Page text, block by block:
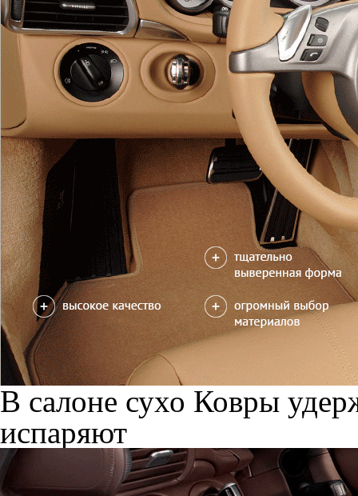
В салоне сухо Ковры
испаряют